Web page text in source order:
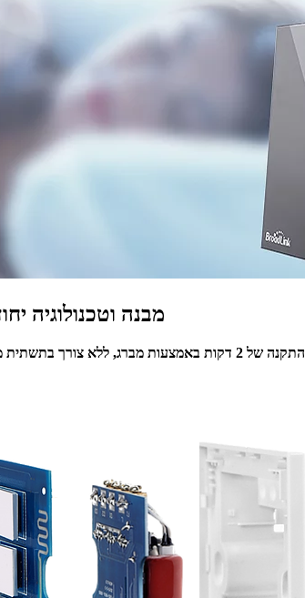
מבנה וטכנולוגיה
התקנה של 2 דקות באמצעות מברג, ללא צורך בתשתית מיוחדת והבאת קו אפס/הארקה